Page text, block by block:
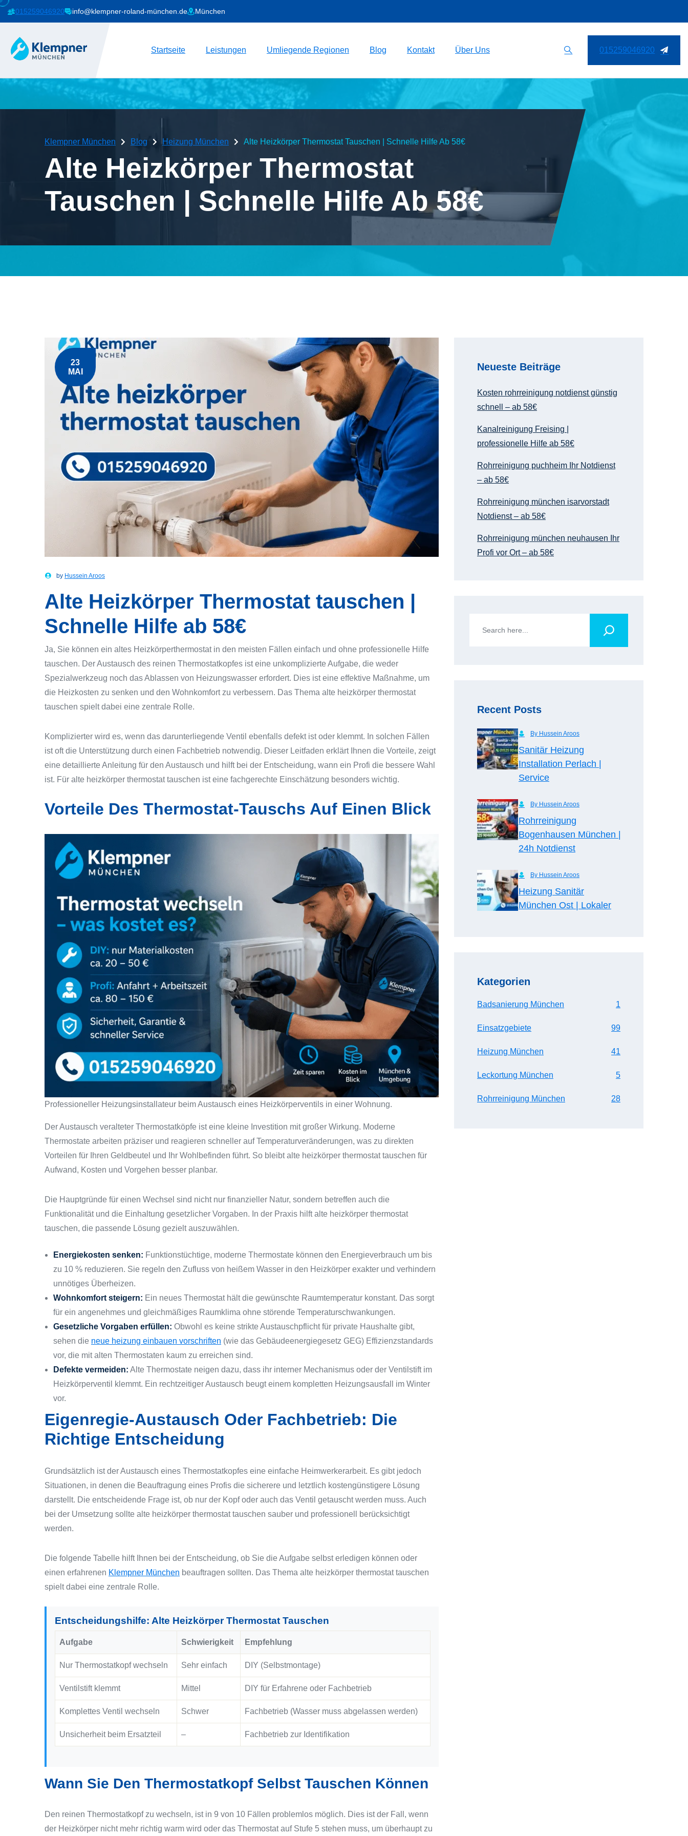
015259046920 info@klempner-roland-münchen.de München
Startseite Leistungen Umliegende Regionen Blog Kontakt Über Uns 015259046920
Klempner München Blog Heizung München Alte Heizkörper Thermostat Tauschen | Schnelle Hilfe Ab 58€
Alte Heizkörper Thermostat
Tauschen | Schnelle Hilfe Ab 58€
23
MAI
by Hussein Aroos
Alte Heizkörper Thermostat tauschen |
Schnelle Hilfe ab 58€
Ja, Sie können ein altes Heizkörperthermostat in den meisten Fällen einfach und ohne professionelle Hilfe
tauschen. Der Austausch des reinen Thermostatkopfes ist eine unkomplizierte Aufgabe, die weder
Spezialwerkzeug noch das Ablassen von Heizungswasser erfordert. Dies ist eine effektive Maßnahme, um
die Heizkosten zu senken und den Wohnkomfort zu verbessern. Das Thema alte heizkörper thermostat
tauschen spielt dabei eine zentrale Rolle.
Komplizierter wird es, wenn das darunterliegende Ventil ebenfalls defekt ist oder klemmt. In solchen Fällen
ist oft die Unterstützung durch einen Fachbetrieb notwendig. Dieser Leitfaden erklärt Ihnen die Vorteile, zeigt
eine detaillierte Anleitung für den Austausch und hilft bei der Entscheidung, wann ein Profi die bessere Wahl
ist. Für alte heizkörper thermostat tauschen ist eine fachgerechte Einschätzung besonders wichtig.
Vorteile Des Thermostat-Tauschs Auf Einen Blick
Professioneller Heizungsinstallateur beim Austausch eines Heizkörperventils in einer Wohnung.
Der Austausch veralteter Thermostatköpfe ist eine kleine Investition mit großer Wirkung. Moderne
Thermostate arbeiten präziser und reagieren schneller auf Temperaturveränderungen, was zu direkten
Vorteilen für Ihren Geldbeutel und Ihr Wohlbefinden führt. So bleibt alte heizkörper thermostat tauschen für
Aufwand, Kosten und Vorgehen besser planbar.
Die Hauptgründe für einen Wechsel sind nicht nur finanzieller Natur, sondern betreffen auch die
Funktionalität und die Einhaltung gesetzlicher Vorgaben. In der Praxis hilft alte heizkörper thermostat
tauschen, die passende Lösung gezielt auszuwählen.
Energiekosten senken: Funktionstüchtige, moderne Thermostate können den Energieverbrauch um bis
zu 10 % reduzieren. Sie regeln den Zufluss von heißem Wasser in den Heizkörper exakter und verhindern
unnötiges Überheizen.
Wohnkomfort steigern: Ein neues Thermostat hält die gewünschte Raumtemperatur konstant. Das sorgt
für ein angenehmes und gleichmäßiges Raumklima ohne störende Temperaturschwankungen.
Gesetzliche Vorgaben erfüllen: Obwohl es keine strikte Austauschpflicht für private Haushalte gibt,
sehen die neue heizung einbauen vorschriften (wie das Gebäudeenergiegesetz GEG) Effizienzstandards
vor, die mit alten Thermostaten kaum zu erreichen sind.
Defekte vermeiden: Alte Thermostate neigen dazu, dass ihr interner Mechanismus oder der Ventilstift im
Heizkörperventil klemmt. Ein rechtzeitiger Austausch beugt einem kompletten Heizungsausfall im Winter
vor.
Eigenregie-Austausch Oder Fachbetrieb: Die
Richtige Entscheidung
Grundsätzlich ist der Austausch eines Thermostatkopfes eine einfache Heimwerkerarbeit. Es gibt jedoch
Situationen, in denen die Beauftragung eines Profis die sicherere und letztlich kostengünstigere Lösung
darstellt. Die entscheidende Frage ist, ob nur der Kopf oder auch das Ventil getauscht werden muss. Auch
bei der Umsetzung sollte alte heizkörper thermostat tauschen sauber und professionell berücksichtigt
werden.
Die folgende Tabelle hilft Ihnen bei der Entscheidung, ob Sie die Aufgabe selbst erledigen können oder
einen erfahrenen Klempner München beauftragen sollten. Das Thema alte heizkörper thermostat tauschen
spielt dabei eine zentrale Rolle.
Entscheidungshilfe: Alte Heizkörper Thermostat Tauschen
Aufgabe Schwierigkeit Empfehlung
Nur Thermostatkopf wechseln Sehr einfach DIY (Selbstmontage)
Ventilstift klemmt Mittel DIY für Erfahrene oder Fachbetrieb
Komplettes Ventil wechseln Schwer Fachbetrieb (Wasser muss abgelassen werden)
Unsicherheit beim Ersatzteil – Fachbetrieb zur Identifikation
Wann Sie Den Thermostatkopf Selbst Tauschen Können
Den reinen Thermostatkopf zu wechseln, ist in 9 von 10 Fällen problemlos möglich. Dies ist der Fall, wenn
der Heizkörper nicht mehr richtig warm wird oder das Thermostat auf Stufe 5 stehen muss, um überhaupt zu
Neueste Beiträge
Kosten rohrreinigung notdienst günstig
schnell – ab 58€
Kanalreinigung Freising |
professionelle Hilfe ab 58€
Rohrreinigung puchheim Ihr Notdienst
– ab 58€
Rohrreinigung münchen isarvorstadt
Notdienst – ab 58€
Rohrreinigung münchen neuhausen Ihr
Profi vor Ort – ab 58€
Recent Posts
By Hussein Aroos
Sanitär Heizung
Installation Perlach |
Service
By Hussein Aroos
Rohrreinigung
Bogenhausen München |
24h Notdienst
By Hussein Aroos
Heizung Sanitär
München Ost | Lokaler
Kategorien
Badsanierung München 1
Einsatzgebiete 99
Heizung München 41
Leckortung München 5
Rohrreinigung München 28